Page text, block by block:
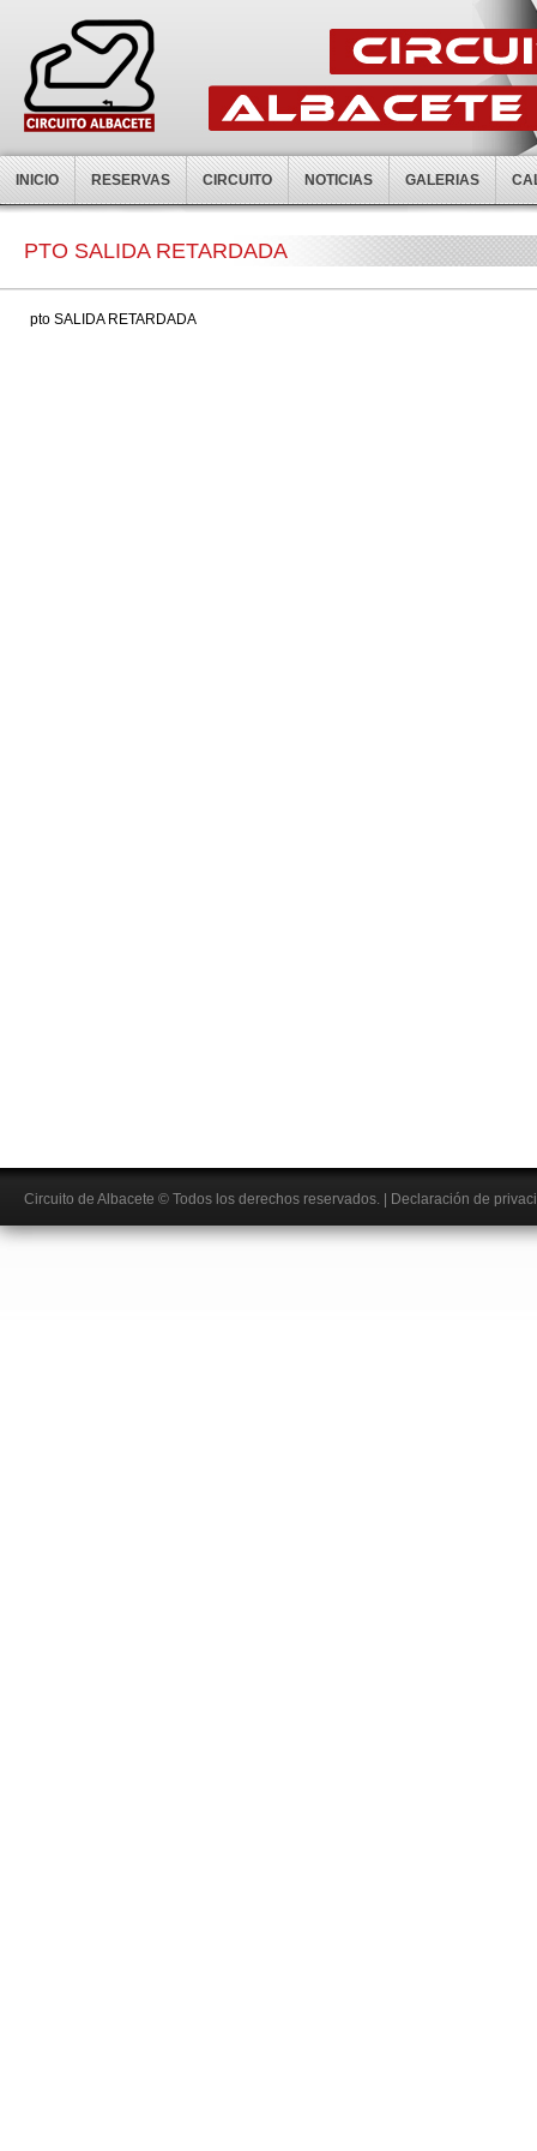
INICIO RESERVAS CIRCUITO NOTICIAS GALERIAS
PTO SALIDA RETARDADA
pto SALIDA RETARDADA
Circuito de Albacete © Todos los derechos reservados. Declaración de